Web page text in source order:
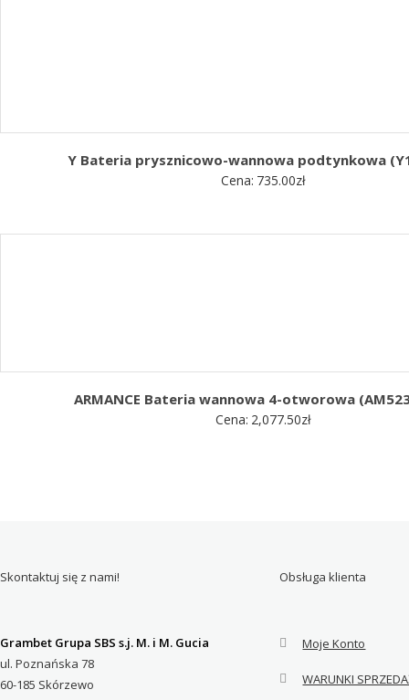
Y Bateria prysznicowo-wannowa podtynkowa
Cena: 735.00zł
ARMANCE Bateria wannowa 4-otworowa
Cena: 2,077.50zł
Skontaktuj się z nami!
Grambet Grupa SBS s.j. M. i M. Gucia
ul. Poznańska 78
60-185 Skórzewo
Obsługa klienta
Moje Konto
WARUNKI